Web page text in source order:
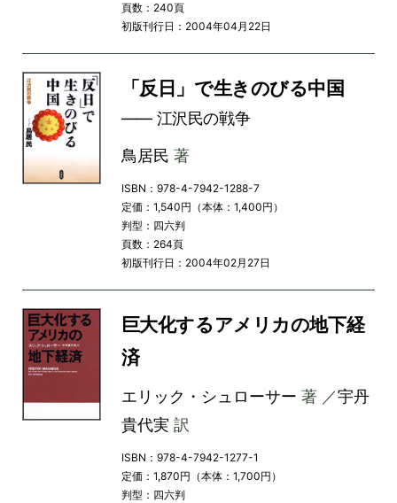
頁数：240頁
初版刊行日：2004年04月22日
「反日」で生きのびる中国
―― 江沢民の戦争
鳥居民 著
ISBN：978-4-7942-1288-7
定価：1,540円（本体：1,400円）
判型：四六判
頁数：264頁
初版刊行日：2004年02月27日
巨大化するアメリカの地下経
済
エリック・シュローサー 著 ／宇丹
貴代実 訳
ISBN：978-4-7942-1277-1
定価：1,870円（本体：1,700円）
判型：四六判